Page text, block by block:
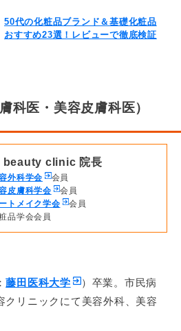
50代の化粧品ブランド＆基礎化粧品
おすすめ23選！レビューで徹底検証
科医・美容皮膚科医）
beauty clinic 院長
外科学会
会員
皮膚科学会
会員
トメイク学会
会員
品学会会員
藤田医科大学
）卒業。市民病
クリニックにて美容外科、美容